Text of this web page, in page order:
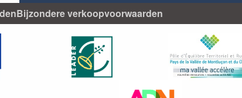
Bijzondere verkoopvoorwaarden